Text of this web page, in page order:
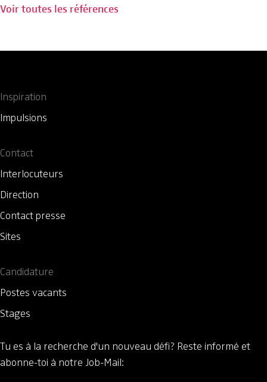
Voir toutes les références
Inspiration
Impulsions
Contact
Interlocuteurs
Direction
Contact presse
Sites
Candidature
Postes vacants
Stages
Tu es à la recherche d'un nouveau défi? Reste informé et
abonne-toi à notre Job-Mail: